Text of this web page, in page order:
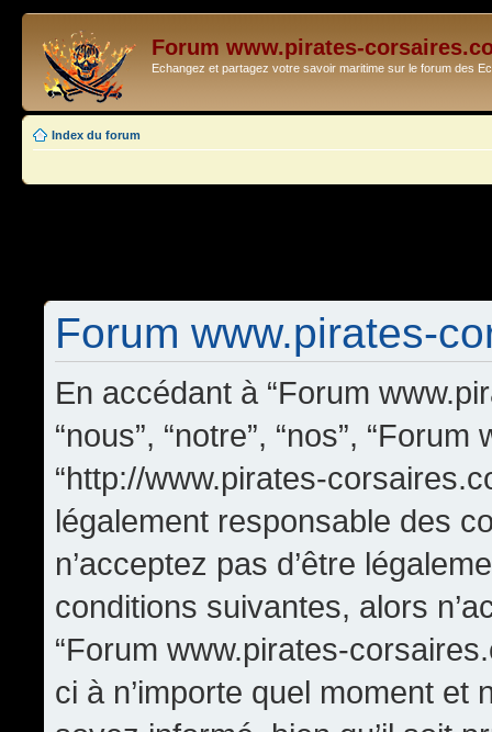
Forum www.pirates-
Echangez et partagez votre savoir maritime sur le forum des
Index du forum
Forum www.pirates-
En accédant à “Forum
“nous”, “notre”, “nos”,
“http://www.pirates-
légalement responsable des
n’acceptez pas d’être
conditions suivantes, alors
“Forum www.pirates-
ci à n’importe quel moment